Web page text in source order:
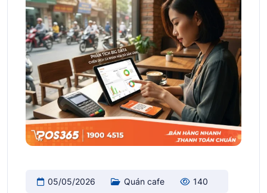
05/05/2026 Quán cafe 140